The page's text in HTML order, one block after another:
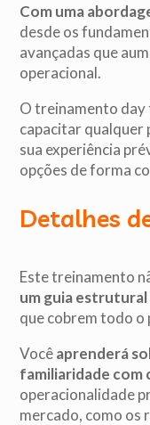
Com uma
desde os
avançadas que
operacional.
O treinamento
capacitar qualquer
sua experiência
opções de forma
Detalhes
Este treinamento
um guia
que cobrem todo o
Vocêaprenderá
familiaridade
operacionalidade
mercado, como os